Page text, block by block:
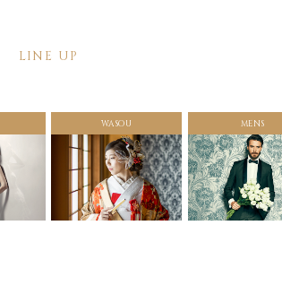
LINE UP
WASOU MENS